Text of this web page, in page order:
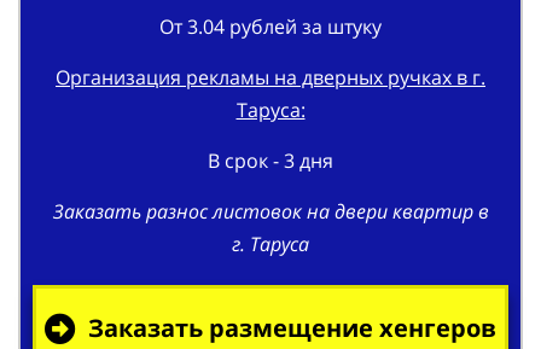
От 3.04 рублей за штуку
Организация рекламы на дверных ручках в г.
Таруса:
В срок - 3 дня
Заказать разнос листовок на двери квартир в
г. Таруса
Заказать размещение хенгеров